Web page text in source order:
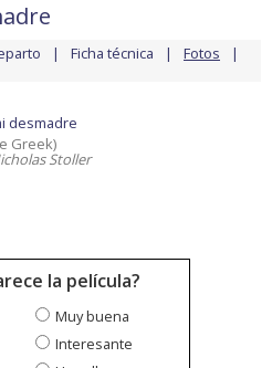
Ficha técnica Fotos
desmadre
Greek)
Stoller
la película?
Muy buena
Interesante